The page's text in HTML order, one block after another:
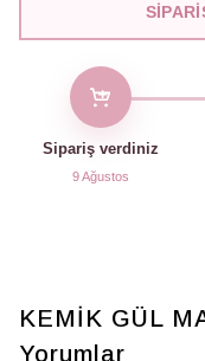
Sipariş verdiniz
9 Ağustos
KEMİK GÜL
Yorumlar